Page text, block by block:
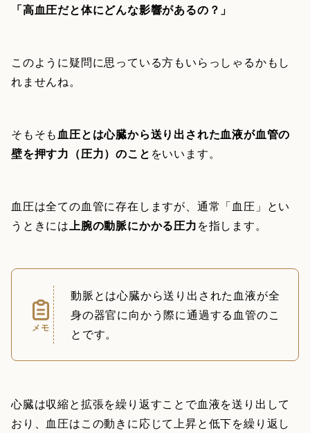
「高血圧だと体にどんな影響があるの？」
このように疑問に思っている方もいらっしゃるかもし
れませんね。
そもそも血圧とは心臓から送り出された血液が血管の
壁を押す力（圧力）のこと をいいます。
血圧は全ての血管に存在しますが、通常「血圧」とい
うときには上腕の動脈にかかる圧力を指します。
メモ
動脈とは心臓から送り出された血液が全
身の器官に向かう際に通過する血管のこ
とです。
心臓は収縮と拡張を繰り返すことで血液を送り出して
おり、血圧はこの動きに応じて上昇と低下を繰り返し